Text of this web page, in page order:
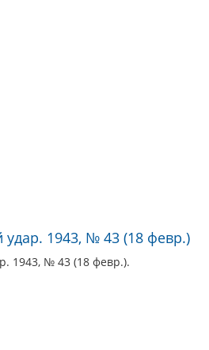
удар. 1943, № 43 (18 февр.)
1943, № 43 (18 февр.).